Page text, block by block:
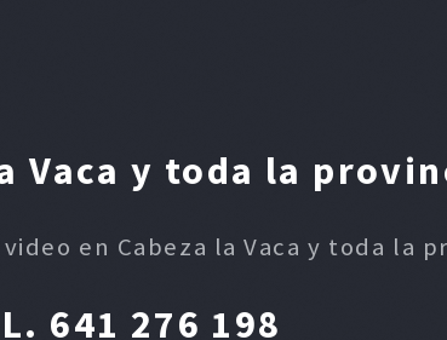
Vaca y toda la
en Cabeza la Vaca y toda la
641 276 198